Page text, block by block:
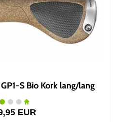
S Bio Kork lang/lang
EUR